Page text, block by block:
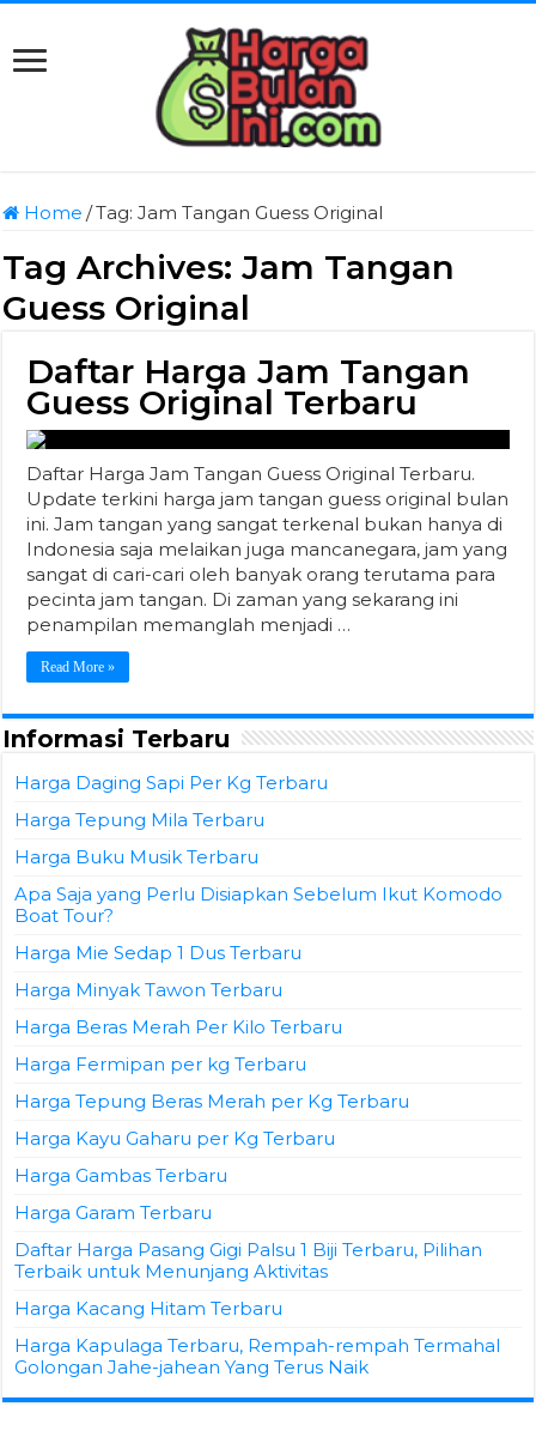
Home /Tag:Jam Tangan Guess Original
Tag Archives:Jam Tangan
Guess Original
Daftar Harga Jam Tangan
Guess Original Terbaru
Daftar Harga Jam Tangan Guess Original Terbaru.
Update terkini harga jam tangan guess original bulan
ini. Jam tangan yang sangat terkenal bukan hanya di
Indonesia saja melaikan juga mancanegara, jam yang
sangat di cari-cari oleh banyak orang terutama para
pecinta jam tangan. Di zaman yang sekarang ini
penampilan memanglah menjadi …
Read More »
Informasi Terbaru
Harga Daging Sapi Per Kg Terbaru
Harga Tepung Mila Terbaru
Harga Buku Musik Terbaru
Apa Saja yang Perlu Disiapkan Sebelum Ikut Komodo
Boat Tour?
Harga Mie Sedap 1 Dus Terbaru
Harga Minyak Tawon Terbaru
Harga Beras Merah Per Kilo Terbaru
Harga Fermipan per kg Terbaru
Harga Tepung Beras Merah per Kg Terbaru
Harga Kayu Gaharu per Kg Terbaru
Harga Gambas Terbaru
Harga Garam Terbaru
Daftar Harga Pasang Gigi Palsu 1 Biji Terbaru, Pilihan
Terbaik untuk Menunjang Aktivitas
Harga Kacang Hitam Terbaru
Harga Kapulaga Terbaru, Rempah-rempah Termahal
Golongan Jahe-jahean Yang Terus Naik